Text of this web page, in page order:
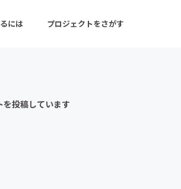
には プロジェクトをさがす
ジェクト
投稿しています